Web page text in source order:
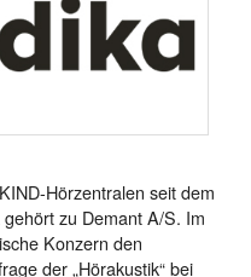
Hörzentralen seit dem
zu Demant A/S. Im
Konzern den
der „Hörakustik“ bei